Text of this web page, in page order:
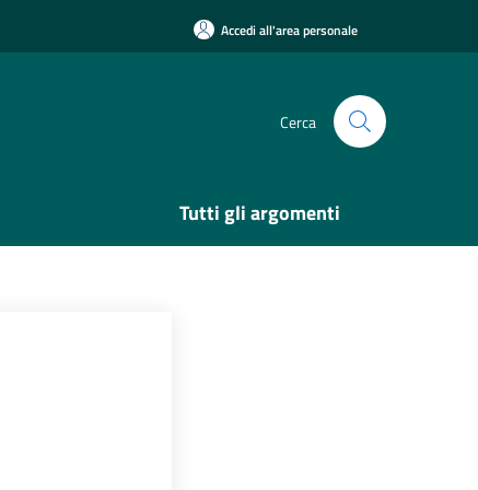
Accedi all'area personale
Cerca
Tutti gli argomenti